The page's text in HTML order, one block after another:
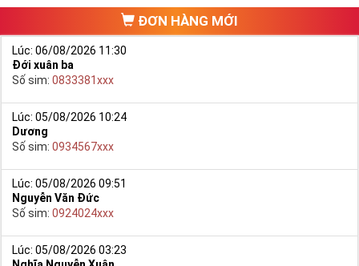
Ngoài ra quý khách chưa ưng ý về Sim Tứ Quý 2 có cũng thể tham
khảo thêm Sim Vinaphone,Sim Gmobile, Sim Tứ Quý Giữa
ĐƠN HÀNG MỚI
Lúc: 06/08/2026 11:30
Đới xuân ba
Số sim: 0833381xxx
Lúc: 05/08/2026 10:24
Dương
Số sim: 0934567xxx
Lúc: 05/08/2026 09:51
Nguyễn Văn Đức
Số sim: 0924024xxx
Lúc: 05/08/2026 03:23